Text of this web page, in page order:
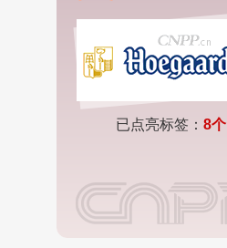
已点亮标签： 8个